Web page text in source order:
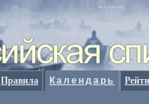
Правила Календарь